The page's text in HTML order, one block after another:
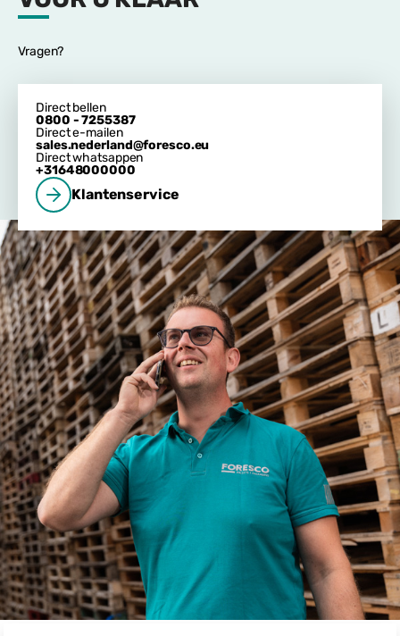
Vragen?
Direct bellen
0800 - 7255387
Direct e-mailen
sales.nederland@foresco.eu
Direct whatsappen
+31648000000
Klantenservice